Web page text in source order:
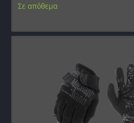
Σε απόθεμα